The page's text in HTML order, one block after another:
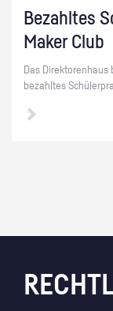
Be­zahl­tes
Maker Club
Das Di­rek­to­ren­haus
be­zahl­tes